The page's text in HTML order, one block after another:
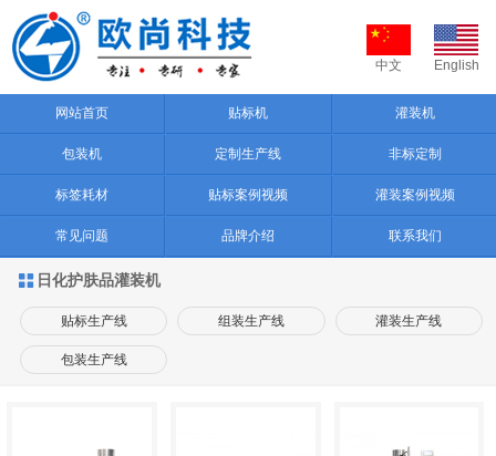
中文 English
网站首页 贴标机 灌装机
包装机 定制生产线 非标定制
标签耗材 贴标案例视频 灌装案例视频
常见问题 品牌介绍 联系我们
 日化护肤品灌装机
贴标生产线 组装生产线 灌装生产线
包装生产线